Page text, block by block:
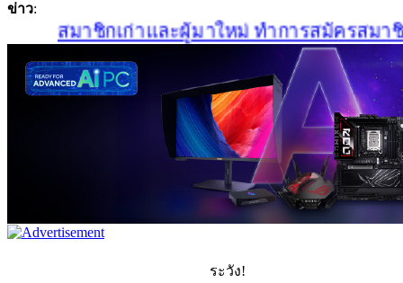
ข่าว:
สมาชิกเก่าและผู้มาใหม่ ทำการสมัครสมาชิ
ระวัง!